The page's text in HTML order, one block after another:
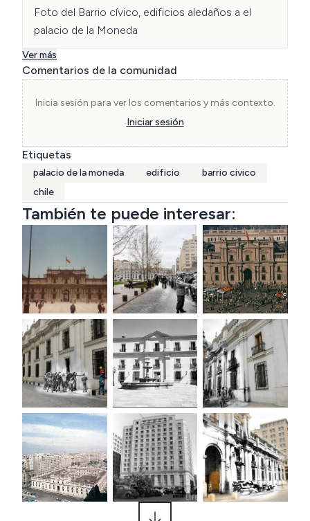
Foto del Barrio cívico, edificios aledaños a el
palacio de la Moneda
Ver más
Comentarios de la comunidad
Inicia sesión para ver los comentarios y más contexto.
Iniciar sesión
Etiquetas
palacio de la moneda edificio
barrio civico
chile
También te puede interesar: